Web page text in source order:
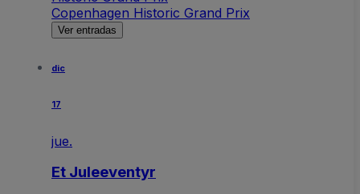
Copenhagen Historic Grand Prix
Ver entradas
dic
17
jue.
Et Juleeventyr